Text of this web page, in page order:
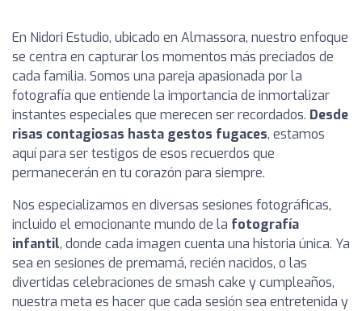
En Nidori Estudio, ubicado en Almassora, nuestro enfoque
se centra en capturar los momentos más preciados de
cada familia. Somos una pareja apasionada por la
fotografía que entiende la importancia de inmortalizar
instantes especiales que merecen ser recordados. Desde
risas contagiosas hasta gestos fugaces, estamos
aquí para ser testigos de esos recuerdos que
permanecerán en tu corazón para siempre.
Nos especializamos en diversas sesiones fotográficas,
incluido el emocionante mundo de la fotografía
infantil, donde cada imagen cuenta una historia única. Ya
sea en sesiones de premamá, recién nacidos, o las
divertidas celebraciones de smash cake y cumpleaños,
nuestra meta es hacer que cada sesión sea entretenida y